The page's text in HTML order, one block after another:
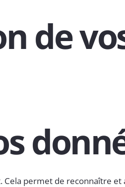
de
Cela permet de reconnaître